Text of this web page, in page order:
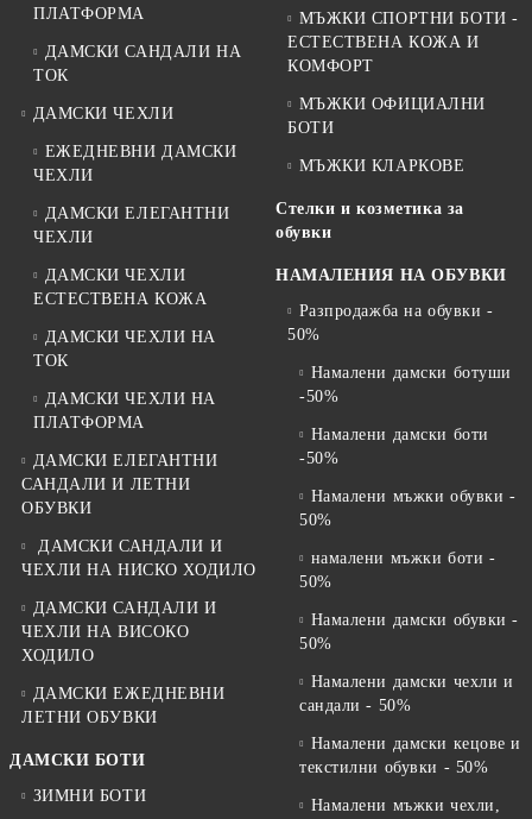
ПЛАТФОРМА
ДАМСКИ САНДАЛИ НА
ТОК
ДАМСКИ ЧЕХЛИ
ЕЖЕДНЕВНИ ДАМСКИ
ЧЕХЛИ
ДАМСКИ ЕЛЕГАНТНИ
ЧЕХЛИ
ДАМСКИ ЧЕХЛИ
ЕСТЕСТВЕНА КОЖА
ДАМСКИ ЧЕХЛИ НА
ТОК
ДАМСКИ ЧЕХЛИ НА
ПЛАТФОРМА
ДАМСКИ ЕЛЕГАНТНИ
САНДАЛИ И ЛЕТНИ
ОБУВКИ
ДАМСКИ САНДАЛИ И
ЧЕХЛИ НА НИСКО ХОДИЛО
ДАМСКИ САНДАЛИ И
ЧЕХЛИ НА ВИСОКО
ХОДИЛО
ДАМСКИ ЕЖЕДНЕВНИ
ЛЕТНИ ОБУВКИ
ДАМСКИ БОТИ
ЗИМНИ БОТИ
МЪЖКИ СПОРТНИ БОТИ -
ЕСТЕСТВЕНА КОЖА И
КОМФОРТ
МЪЖКИ ОФИЦИАЛНИ
БОТИ
МЪЖКИ КЛАРКОВЕ
Стелки и козметика за
обувки
НАМАЛЕНИЯ НА ОБУВКИ
Разпродажба на обувки -
50%
Намалени дамски ботуши
-50%
Намалени дамски боти
-50%
Намалени мъжки обувки -
50%
намалени мъжки боти -
50%
Намалени дамски обувки -
50%
Намалени дамски чехли и
сандали - 50%
Намалени дамски кецове и
текстилни обувки - 50%
Намалени мъжки чехли,